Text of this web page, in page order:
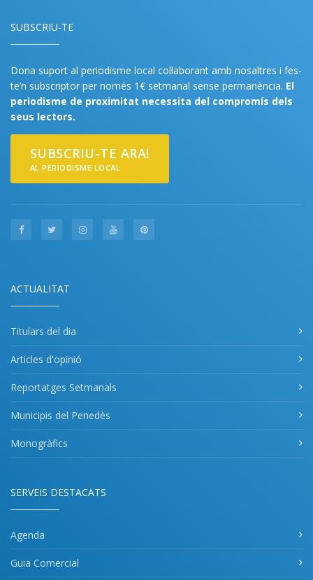
SUBSCRIU-TE
Dona suport al periodisme local col·laborant amb nosaltres i fes-
te’n subscriptor per només 1€ setmanal sense permanència. El
periodisme de proximitat necessita del compromís dels
seus lectors.
SUBSCRIU-TE ARA!
AL PERIODISME LOCAL
ACTUALITAT
Titulars del dia
Articles d'opinió
Reportatges Setmanals
Municipis del Penedès
Monogràfics
SERVEIS DESTACATS
Agenda
Guia Comercial